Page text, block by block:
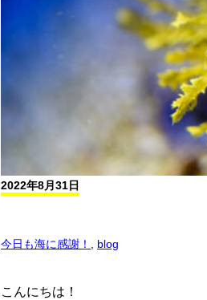
2022年8月31日
今日も海に感謝！ , blog
こんにちは！